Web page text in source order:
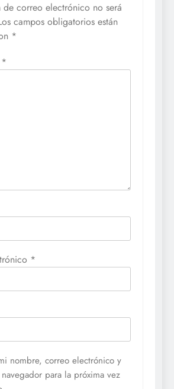
de correo electrónico no será
campos obligatorios están
*
*
*
nombre, correo electrónico y
para la próxima vez